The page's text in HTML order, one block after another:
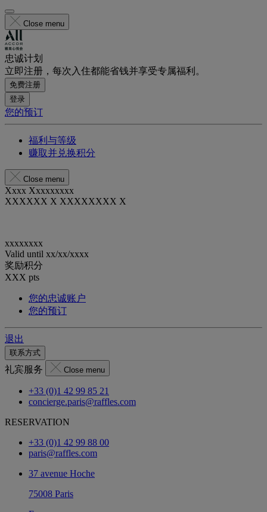
Close menu
忠诚计划
立即注册，每次入住都能省钱并享受专属福利。
免费注册
登录
您的预订
福利与等级
赚取并兑换积分
Close menu
Xxxx Xxxxxxxxx
XXXXXX X XXXXXXXX X
xxxxxxxx
Valid until xx/xx/xxxx
奖励积分
XXX pts
您的忠诚账户
您的预订
退出
联系方式
礼宾服务 Close menu
+33 (0)1 42 99 85 21
concierge.paris@raffles.com
RESERVATION
+33 (0)1 42 99 88 00
paris@raffles.com
37 avenue Hoche
75008 Paris